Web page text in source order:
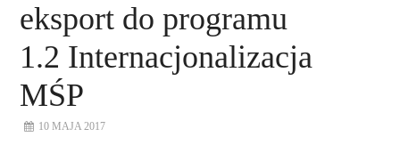
eksport do programu
1.2 Internacjonalizacja
MŚP
10 MAJA 2017